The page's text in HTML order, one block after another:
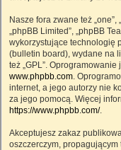
Nasze fora zwane też „one”,
„phpBB Limited”, „phpBB
wykorzystujące technologię
(bulletin board), wydane na
też „GPL”.
www.phpbb.com.
internet, a jego autorzy nie
za jego pomocą. Więcej
https://www.phpbb.com/.
Akceptujesz zakaz
oszczerczym,